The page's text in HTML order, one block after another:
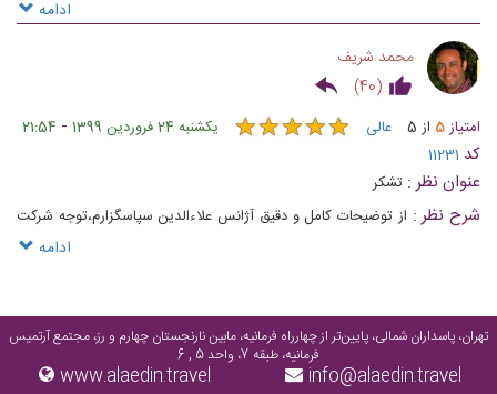
ادامه
محمد شریف
(
40
)
امتیاز5 از 5 عالی ★★★★★
★★★★★ یکشنبه 24 فروردین 1399 -
21:54
کد 11231
عنوان نظر : تشکر
شرح نظر : از توضیحات کامل و دقیق آژانس علاءالدین سپاسگزارم،توجه شرکت
شما به موضوعات مورد علاقه و نیازهای مخاطب عالیه و به شرکت شما تبریک می
ادامه
تهران، پاسداران شمالی، پایین‌تر از چهارراه فرمانیه، مابین نارنجستان چهارم و رز، مجتمع آرتمیس
فرمانیه، طبقه 7، واحد 5 , 6
info@alaedin.travel
www.alaedin.travel